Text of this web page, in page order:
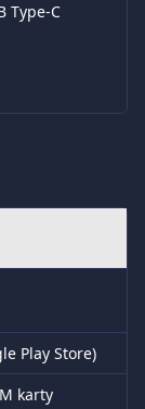
Type-C
Play Store)
karty